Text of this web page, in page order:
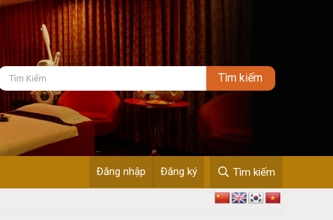
Đăng nhập Đăng ký Tìm kiếm